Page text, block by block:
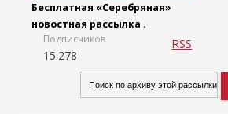
Бесплатная «Серебряная»
новостная рассылка .
Подписчиков
15.278
RSS